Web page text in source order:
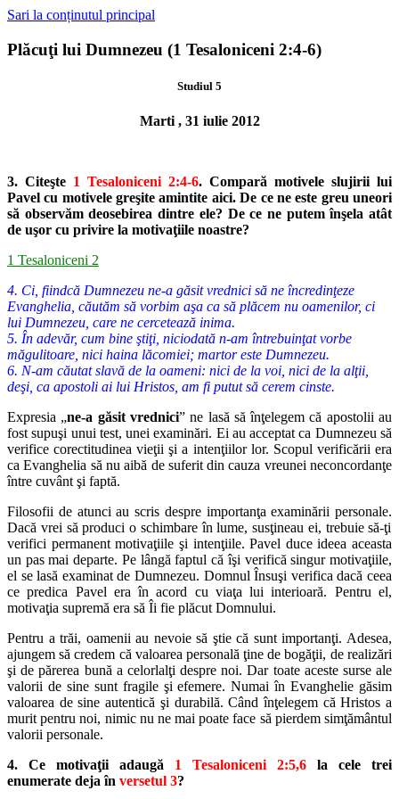
Sari la conținutul principal
Plăcuţi lui Dumnezeu (1 Tesaloniceni 2:4-6)
Studiul 5
Marti , 31 iulie 2012
3. Citeşte 1 Tesaloniceni 2:4-6. Compară motivele slujirii lui
Pavel cu motivele greşite amintite aici. De ce ne este greu uneori
să observăm deosebirea dintre ele? De ce ne putem înşela atât
de uşor cu privire la motivaţiile noastre?
1 Tesaloniceni 2
4. Ci, fiindcă Dumnezeu ne-a găsit vrednici să ne încredinţeze
Evanghelia, căutăm să vorbim aşa ca să plăcem nu oamenilor, ci
lui Dumnezeu, care ne cercetează inima.
5. În adevăr, cum bine ştiţi, niciodată n-am întrebuinţat vorbe
măgulitoare, nici haina lăcomiei; martor este Dumnezeu.
6. N-am căutat slavă de la oameni: nici de la voi, nici de la alţii,
deşi, ca apostoli ai lui Hristos, am fi putut să cerem cinste.
Expresia „ne-a găsit vrednici” ne lasă să înţelegem că apostolii au
fost supuşi unui test, unei examinări. Ei au acceptat ca Dumnezeu să
verifice corectitudinea vieţii şi a intenţiilor lor. Scopul verificării era
ca Evanghelia să nu aibă de suferit din cauza vreunei neconcordanţe
între cuvânt şi faptă.
Filosofii de atunci au scris despre importanţa examinării personale.
Dacă vrei să produci o schimbare în lume, susţineau ei, trebuie să-ţi
verifici permanent motivaţiile şi intenţiile. Pavel duce ideea aceasta
un pasmai departe. Pe lângă faptul că îşi verifică singur motivaţiile,
el se lasă examinat de Dumnezeu. Domnul Însuşi verifica dacă ceea
ce predica Pavel era în acord cu viaţa lui interioară. Pentru el,
motivaţia supremă era să Îi fie plăcut Domnului.
Pentru a trăi, oamenii au nevoie să ştie că sunt importanţi. Adesea,
ajungem să credem că valoarea personală ţine de bogăţii, de realizări
şi de părerea bună a celorlalţi despre noi. Dar toate aceste surse ale
valorii desine sunt fragile şi efemere. Numai în Evanghelie găsim
valoarea de sine autentică şi durabilă. Când înţelegem că Hristos a
murit pentru noi, nimicnu ne mai poate face să pierdem simţământul
valorii personale.
4. Ce motivaţii adaugă 1 Tesaloniceni 2:5,6 la cele trei
enumerate deja în versetul 3?